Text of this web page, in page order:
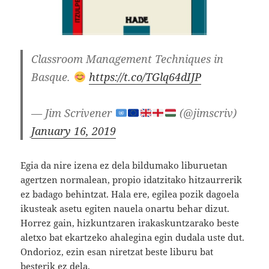
Classroom Management Techniques in
Basque.
https://t.co/TGlq64dIJP
— Jim Scrivener
(@jimscriv)
January 16, 2019
Egia da nire izena ez dela bildumako liburuetan
agertzen normalean, propio idatzitako hitzaurrerik
ez badago behintzat. Hala ere, egilea pozik dagoela
ikusteak asetu egiten nauela onartu behar dizut.
Horrez gain, hizkuntzaren irakaskuntzarako beste
aletxo bat ekartzeko ahalegina egin dudala uste dut.
Ondorioz, ezin esan niretzat beste liburu bat
besterik ez dela.